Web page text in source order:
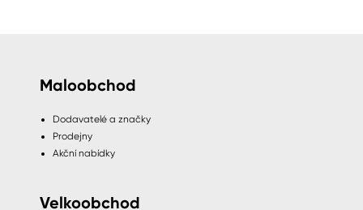
Maloobchod
Dodavatelé a značky
Prodejny
Akční nabídky
Velkoobchod